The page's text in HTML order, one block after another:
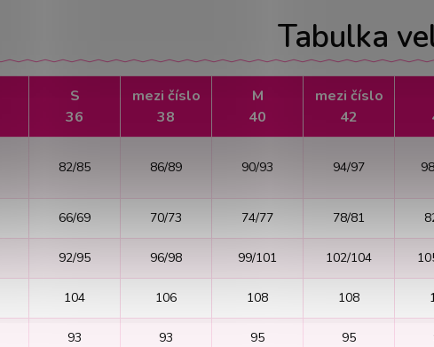
Tabulka
S
36
mezi číslo
38
M
40
mezi číslo
42
82/85 86/89 90/93 94/97
66/69 70/73 74/77 78/81
92/95 96/98 99/101 102/104
104 106 108 108
93 93 95 95